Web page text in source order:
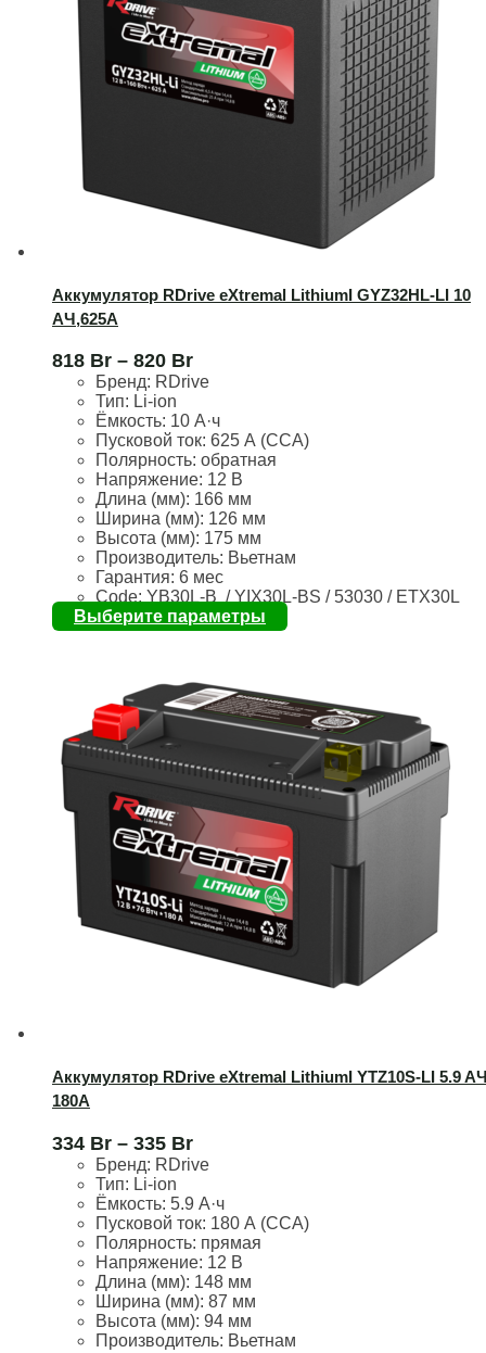
Аккумулятор RDrive eXtremal LithiumI GYZ32HL-LI 10
AЧ,625А
818 Br – 820 Br
Бренд: RDrive
Тип: Li-ion
Ёмкость: 10 А·ч
Пусковой ток: 625 А (CCA)
Полярность: обратная
Напряжение: 12 В
Длина (мм): 166 мм
Ширина (мм): 126 мм
Высота (мм): 175 мм
Производитель: Вьетнам
Гарантия: 6 мес
Code: YB30L-B / YIX30L-BS / 53030 / ETX30L
Выберите параметры
Аккумулятор RDrive eXtremal LithiumI YTZ10S-LI 5.9
180А
334 Br – 335 Br
Бренд: RDrive
Тип: Li-ion
Ёмкость: 5.9 А·ч
Пусковой ток: 180 А (CCA)
Полярность: прямая
Напряжение: 12 В
Длина (мм): 148 мм
Ширина (мм): 87 мм
Высота (мм): 94 мм
Производитель: Вьетнам